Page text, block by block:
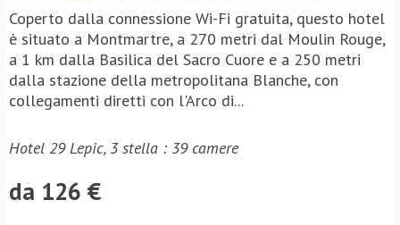
Coperto dalla connessione Wi-Fi gratuita, questo hotel
è situato a Montmartre, a 270 metri dal Moulin Rouge,
a 1 km dalla Basilica del Sacro Cuore e a 250 metri
dalla stazione della metropolitana Blanche, con
collegamenti diretti con l'Arco di...
Hotel 29 Lepic, 3 stella : 39 camere
da 126 €